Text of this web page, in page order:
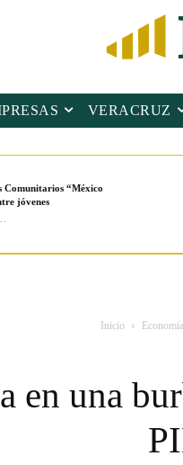
VERACRUZ
Comunitarios “México
jóvenes
Inicio Economía
en una